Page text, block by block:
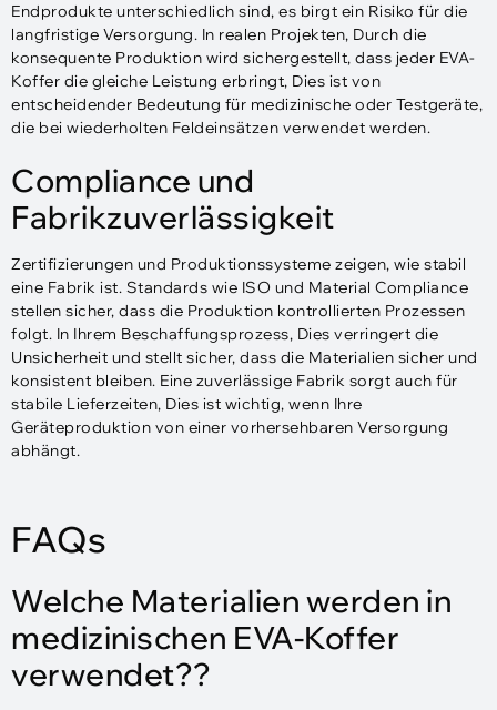
Endprodukte unterschiedlich sind, es birgt ein Risiko für die
langfristige Versorgung. In realen Projekten, Durch die
konsequente Produktion wird sichergestellt, dass jeder EVA-
Koffer die gleiche Leistung erbringt, Dies ist von
entscheidender Bedeutung für medizinische oder Testgeräte,
die bei wiederholten Feldeinsätzen verwendet werden.
Compliance und
Fabrikzuverlässigkeit
Zertifizierungen und Produktionssysteme zeigen, wie stabil
eine Fabrik ist. Standards wie ISO und Material Compliance
stellen sicher, dass die Produktion kontrollierten Prozessen
folgt. In Ihrem Beschaffungsprozess, Dies verringert die
Unsicherheit und stellt sicher, dass die Materialien sicher und
konsistent bleiben. Eine zuverlässige Fabrik sorgt auch für
stabile Lieferzeiten, Dies ist wichtig, wenn Ihre
Geräteproduktion von einer vorhersehbaren Versorgung
abhängt.
FAQs
Welche Materialien werden in
medizinischen EVA-Koffer
verwendet??